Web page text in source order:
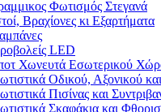
Φωτισμός Στεγανά
Βραχίονες κι Εξαρτήματα
LED
Χωνευτά Εσωτερικού
Οδικού, Αξονικού
Πισίνας και
Σκαφάκια και